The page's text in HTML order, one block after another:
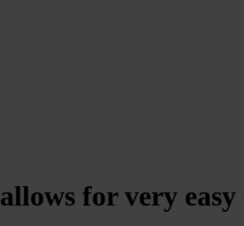
allows for very